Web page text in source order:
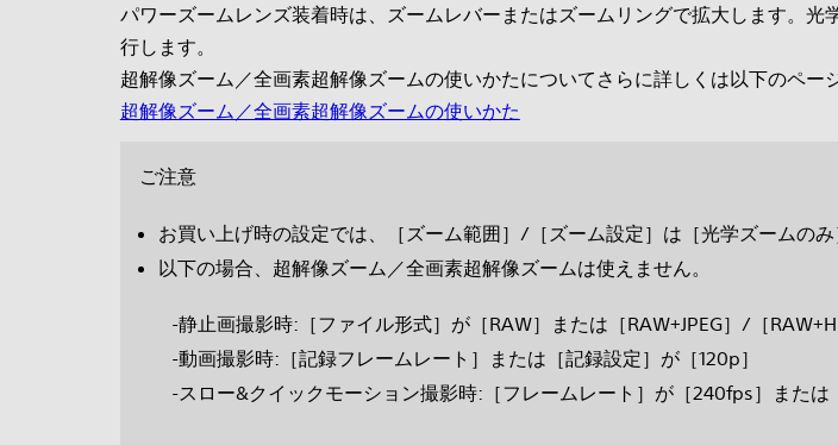
パワーズームレンズ装着時は、ズームレバーまたはズームリングで拡大します。
行します。
超解像ズーム／全画素超解像ズームの使いかたについてさらに詳しくは以下のペー
超解像ズーム／全画素超解像ズームの使いかた
ご注意
お買い上げ時の設定では、［ズーム範囲］/［ズーム設定］は［光学ズームのみ
以下の場合、超解像ズーム／全画素超解像ズームは使えません。
静止画撮影時:［ファイル形式］が［RAW］または［RAW+JPEG］/［
動画撮影時:［記録フレームレート］または［記録設定］が［120p］
スロー&クイックモーション撮影時:［フレームレート］が［240fps］または